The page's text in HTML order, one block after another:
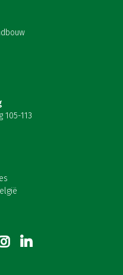
105-113